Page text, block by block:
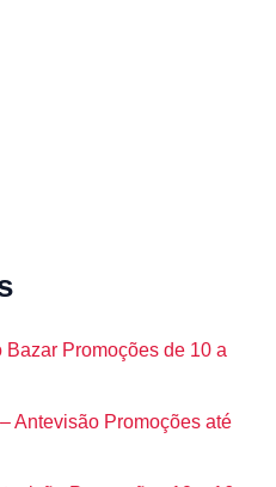
Promoções de 10 a
Antevisão Promoções até